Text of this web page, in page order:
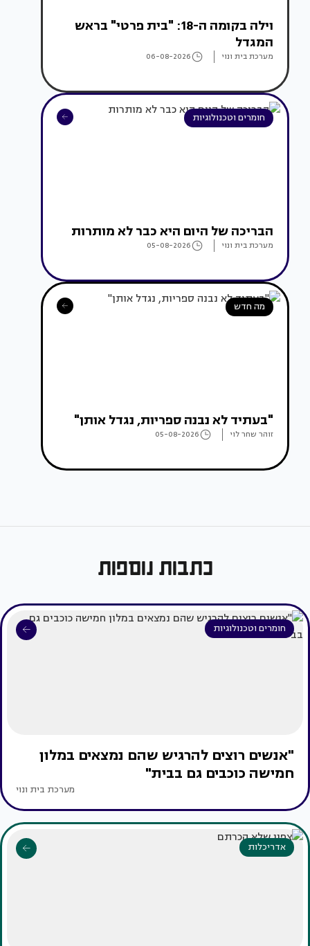
וילה בקומה ה-18: "בית פרטי" בראש
המגדל
מערכת בית ונוי 06-08-2026
חומרים וטכנולוגיות
הבריכה של היום היא כבר לא מותרות
מערכת בית ונוי 05-08-2026
מה חדש
"בעתיד לא נבנה ספריות, נגדל אותן"
זוהר שחר לוי 05-08-2026
כתבות נוספות
חומרים וטכנולוגיות
"אנשים רוצים להרגיש שהם נמצאים במלון
חמישה כוכבים גם בבית"
מערכת בית ונוי
אדריכלות